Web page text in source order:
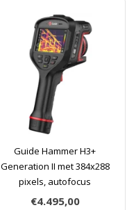
Guide Hammer H3+
Generation II met 384x288
pixels, autofocus
€4.495,00